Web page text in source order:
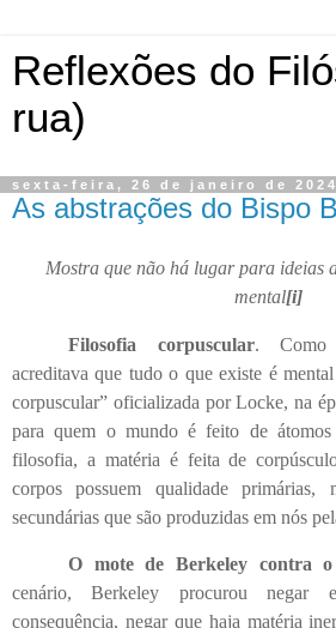
Reflexões do
rua)
sexta-feira, 26 de janeiro de 2024
As abstrações do Bispo
Mostra que não há lugar para ideias
mental[i]
Filosofia corpuscular. Como
acreditava que tudo o que existe é
corpuscular” oficializada por Locke, na
para quem o mundo é feito de átomos
filosofia, a matéria é feita de
corpos possuem qualidade primárias,
secundárias que são produzidas em nós
O mote de Berkeley contra o
cenário, Berkeley procurou negar
consequência, negar que haja matéria